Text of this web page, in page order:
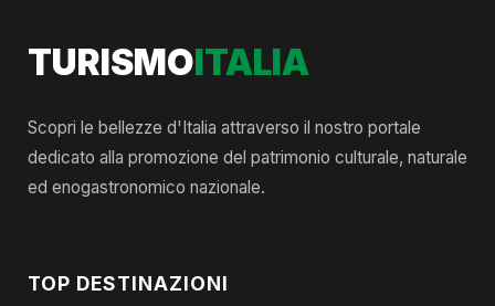
TURISMOITALIA
Scopri le bellezze d'Italia attraverso il nostro portale
dedicato alla promozione del patrimonio culturale, naturale
ed enogastronomico nazionale.
TOP DESTINAZIONI